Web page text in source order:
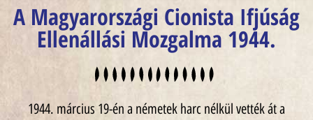
A Magyarországi Cionista Ifjúság
Ellenállási Mozgalma 1944.
1944. március 19-én a németek harc nélkül vették át a